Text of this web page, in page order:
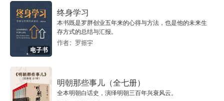
1.5.2 聚类
1.6 监督学习
1.6.1 分类
1.6.2 回归
电子书
终身学习
本书既是罗胖创业五年来的心得与方法，也是他的未来生
存方式的总结与汇报。
作者：罗振宇
明朝那些事儿（全七册）
全本明朝白话史，演绎明朝三百年兴衰风云。